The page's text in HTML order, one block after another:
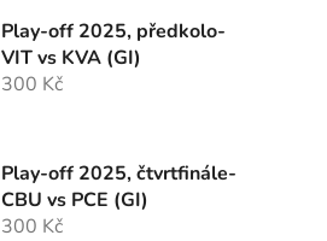
Play-off 2025, předkolo-
VIT vs KVA (GI)
300 Kč
Play-off 2025, čtvrtfinále-
CBU vs PCE (GI)
300 Kč